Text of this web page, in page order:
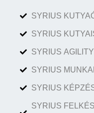
SYRIUS
SYRIUS
SYRIUS
SYRIUS
SYRIUS
SYRIUS